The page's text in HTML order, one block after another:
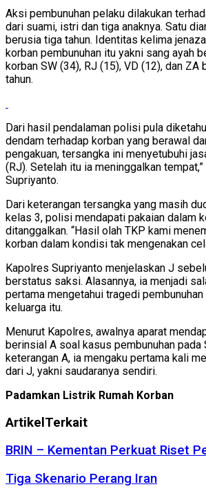
Aksi pembunuhan pelaku dilakukan
dari suami, istri dan tiga anaknya. Satu
berusia tiga tahun. Identitas kelima
korban pembunuhan itu yakni sang ayah
korban SW (34), RJ (15), VD (12), dan ZA
tahun.
Dari hasil pendalaman polisi pula
dendam terhadap korban yang berawal
pengakuan, tersangka ini menyetubuhi
(RJ). Setelah itu ia meninggalkan
Supriyanto.
Dari keterangan tersangka yang masih
kelas 3, polisi mendapati pakaian dalam
ditanggalkan. “Hasil olah TKP kami
korban dalam kondisi tak mengenakan
Kapolres Supriyanto menjelaskan J
berstatus saksi. Alasannya, ia menjadi
pertama mengetahui tragedi
keluarga itu.
Menurut Kapolres, awalnya aparat
berinsial A soal kasus pembunuhan pada
keterangan A, ia mengaku pertama kali
dari J, yakni saudaranya sendiri.
Padamkan Listrik Rumah Korban
Artikel Terkait
BRIN – Kementan Perkuat Riset
Tiga Skenario Perang Iran